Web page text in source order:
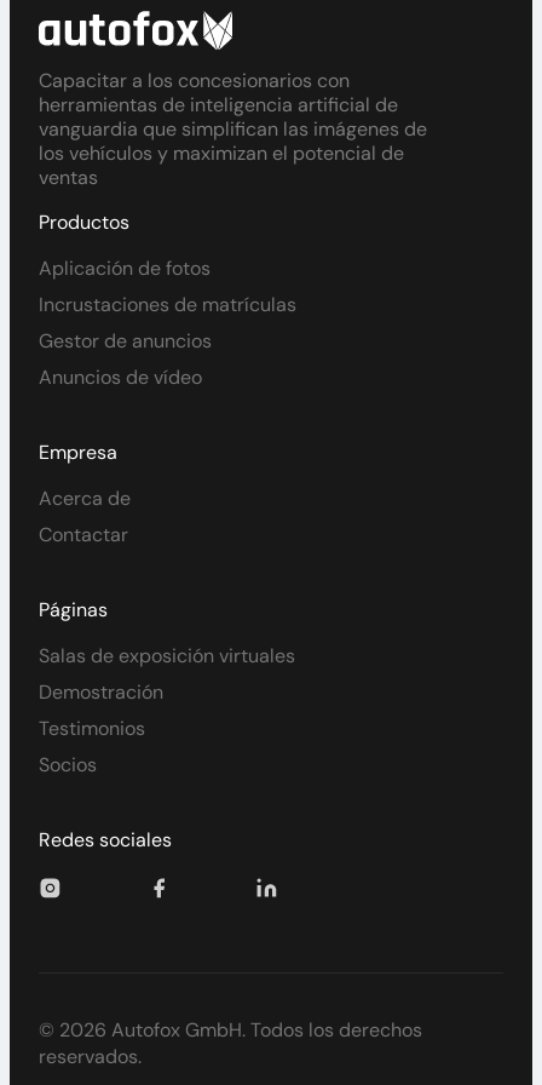
Capacitar a los concesionarios con
herramientas de inteligencia artificial de
vanguardia que simplifican las imágenes de
los vehículos y maximizan el potencial de
ventas
Productos
Aplicación de fotos
Incrustaciones de matrículas
Gestor de anuncios
Anuncios de vídeo
Empresa
Acerca de
Contactar
Páginas
Salas de exposición virtuales
Demostración
Testimonios
Socios
Redes sociales
© 2026 Autofox GmbH. Todos los derechos
reservados.